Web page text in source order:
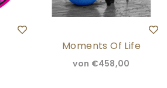
Moments Of Life
von €458,00